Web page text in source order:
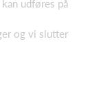
udføres på
og vi slutter